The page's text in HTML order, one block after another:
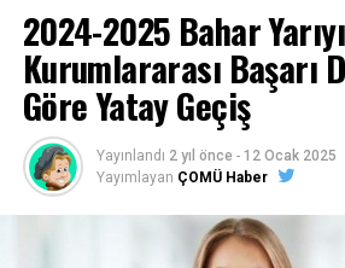
Çanakkale Onsekiz Mart Üniversitesi
program taban puanları için
Başvurularhttps://ubys.comu.edu.tr/
tarihler arasında online (internet) olarak
2024-2025 Bahar
Kurumlararası Başarı
Göre Yatay Geçiş
Yayınlandı 2 yıl önce - 12 Ocak 2025
Yayımlayan ÇOMÜ Haber